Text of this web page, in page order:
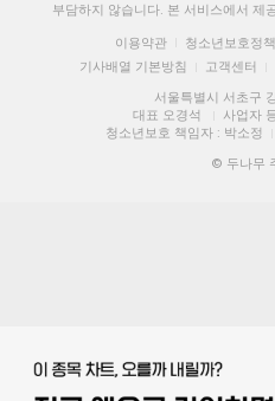
부담하지 않습니다. 본 서비스에서 제
이용약관 청소년보호정책
기사배열 기본방침 고객센터
서울특별시 서초구
대표 오경석
사업자
청소년보호 책임자 : 박소정
© 두나무